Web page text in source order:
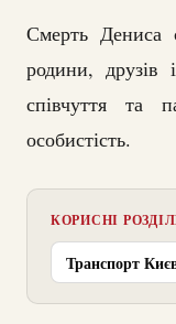
Смерть Дениса
родини, друзів
співчуття та
особистість.
КОРИСНІ
Транспорт